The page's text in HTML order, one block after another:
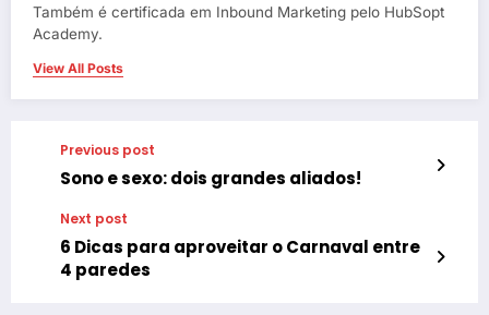
Também é certificada em Inbound Marketing pelo HubSopt
Academy.
View All Posts
Previous post
Sono e sexo: dois grandes aliados!
Next post
6 Dicas para aproveitar o Carnaval entre
4 paredes